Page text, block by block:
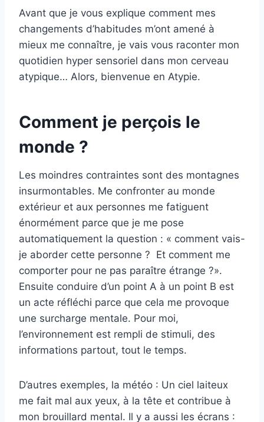
Avant que je vous explique comment mes
changements d’habitudes m’ont amené à
mieux me connaître, je vais vous raconter mon
quotidien hyper sensoriel dans mon cerveau
atypique… Alors, bienvenue en Atypie.
Comment je perçois le
monde ?
Les moindres contraintes sont des montagnes
insurmontables. Me confronter au monde
extérieur et aux personnes me fatiguent
énormément parce que je me pose
automatiquement la question : « comment vais-
je aborder cette personne ? Et comment me
comporter pour ne pas paraître étrange ?».
Ensuite conduire d’un point A à un point B est
un acte réfléchi parce que cela me provoque
une surcharge mentale. Pour moi,
l’environnement est rempli de stimuli, des
informations partout, tout le temps.
D’autres exemples, la météo : Un ciel laiteux
me fait mal aux yeux, à la tête et contribue à
mon brouillard mental. Il y a aussi les écrans :